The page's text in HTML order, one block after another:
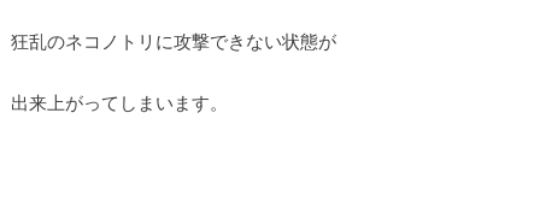
狂乱のネコノトリに攻撃できない状態が
出来上がってしまいます。